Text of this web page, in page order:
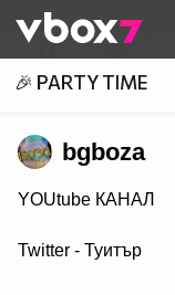
👾
🎉 PARTY TIME
bgboza
YOUtube КАНАЛ
Twitter - Туитър